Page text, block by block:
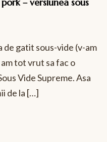
de gatit sous-vide (v-am
tot vrut sa fac o
Vide Supreme. Asa
de la […]